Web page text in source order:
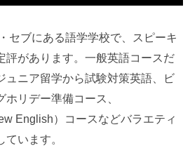
セブにある語学学校で、スピーキ
評があります。一般英語コースだ
ュニア留学から試験対策英語、ビ
リデー準備コース、
English）コースなどバラエティ
います。